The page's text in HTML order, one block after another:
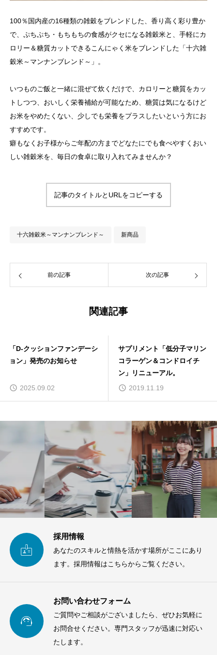
100％国内産の16種類の雑穀をブレンドした、香り高く彩り豊か
で、ぷちぷち・もちもちの食感がクセになる雑穀米と、手軽にカ
ロリー＆糖質カットできるこんにゃく米をブレンドした「十六雑
穀米～マンナンブレンド～」。
いつものご飯と一緒に混ぜて炊くだけで、カロリーと糖質をカッ
トしつつ、おいしく栄養補給が可能なため、糖質は気になるけど
お米をやめたくない、少しでも栄養をプラスしたいという方にお
すすめです。
癖もなくお子様からご年配の方までどなたにでも食べやすくおい
しい雑穀米を、毎日の食卓に取り入れてみませんか？
記事のタイトルとURLをコピーする
十六雑穀米～マンナンブレンド～ 新商品
前の記事 次の記事
関連記事
サプリメント「低分子マリン
コラーゲン＆コンドロイチ
2019.11.19
「ホットボディクリーム
OnKinon」販売開始いたし
ました。
2021.12.29

採用情報
あなたのスキルと情熱を活かす場所がここにあり
ます。採用情報はこちらからご覧ください。

お問い合わせフォーム
ご質問やご相談がございましたら、ぜひお気軽に
お問合せください。専門スタッフが迅速に対応い
たします。